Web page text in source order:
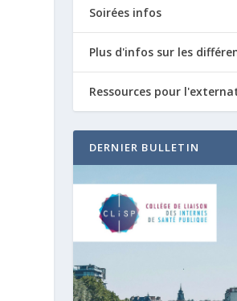
Soirées infos
Plus d'infos sur les
Ressources pour
DERNIER BULLETIN